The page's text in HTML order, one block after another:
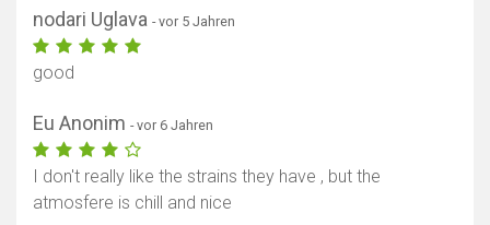
nodari Uglava - vor 5 Jahren
good
Eu Anonim - vor 6 Jahren
I don't really like the strains they have , but the
atmosfere is chill and nice